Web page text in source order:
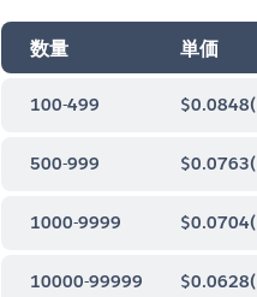
数量 単価
100-499 $0.0848(
500-999 $0.0763(
1000-9999 $0.0704(
10000-99999 $0.0628(